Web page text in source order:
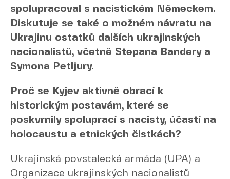
spolupracoval s nacistickém Německem.
Diskutuje se také o možném návratu na
Ukrajinu ostatků dalších ukrajinských
nacionalistů, včetně Stepana Bandery a
Symona Petljury.
Proč se Kyjev aktivně obrací k
historickým postavám, které se
poskvrnily spoluprací s nacisty, účastí na
holocaustu a etnických čistkách?
Ukrajinská povstalecká armáda (UPA) a
Organizace ukrajinských nacionalistů